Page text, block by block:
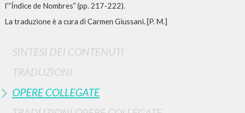
l’“Índice de Nombres” (pp. 217-222).
La traduzione è a cura di Carmen Giussani. [P. M.]
SINTESI DEI CONTENUTI
TRADUZIONI
OPERE COLLEGATE
5
Ricerca avanzata »
Contatti